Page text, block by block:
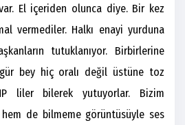
El içeriden olunca diye. Bir kez
vermediler. Halkı enayi yurduna
tutuklanıyor. Birbirlerine
bey hiç oralı değil üstüne toz
liler bilerek yutuyorlar. Bizim
de bilmeme görüntüsüyle ses